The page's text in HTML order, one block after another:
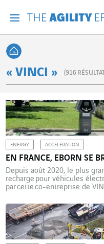
Retour à
« VINCI » (916
ENERGY ACCELERATION
EN FRANCE, EBORN SE
Depuis août 2020, le plus
recharge pour véhicules
par cette co-entreprise de
électrique eborn regroupe
sud-est de la France. Ce
les régions Auvergne-
d’Azur […]